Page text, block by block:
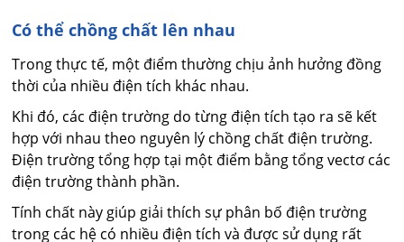
Có thể chồng chất lên nhau
Trong thực tế, một điểm thường chịu ảnh hưởng đồng
thời của nhiều điện tích khác nhau.
Khi đó, các điện trường do từng điện tích tạo ra sẽ kết
hợp với nhau theo nguyên lý chồng chất điện trường.
Điện trường tổng hợp tại một điểm bằng tổng vectơ các
điện trường thành phần.
Tính chất này giúp giải thích sự phân bố điện trường
trong các hệ có nhiều điện tích và được sử dụng rất